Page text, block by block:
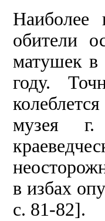
Наиболее
обители
матушек в
году.
музея г.
в избах
с. 81-82].